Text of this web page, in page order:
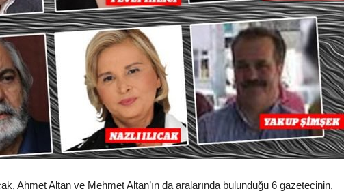
Ahmet Altan ve Mehmet Altan’ın da aralarında bulunduğu 6 gazetecinin,